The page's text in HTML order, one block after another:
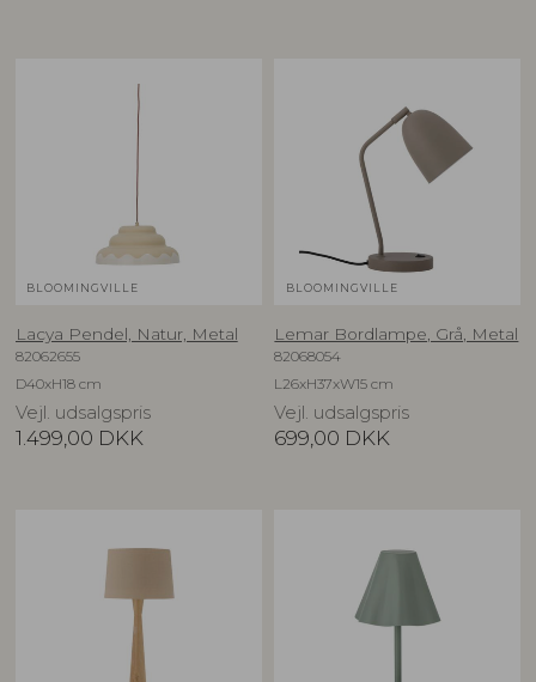
BLOOMINGVILLE
Lacya Pendel, Natur, Metal
82062655
D40xH18 cm
Vejl. udsalgspris
1.499,00 DKK
BLOOMINGVILLE
Lemar Bordlampe, Grå, Metal
82068054
L26xH37xW15 cm
Vejl. udsalgspris
699,00 DKK